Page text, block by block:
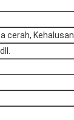
cerah, Kehalusan